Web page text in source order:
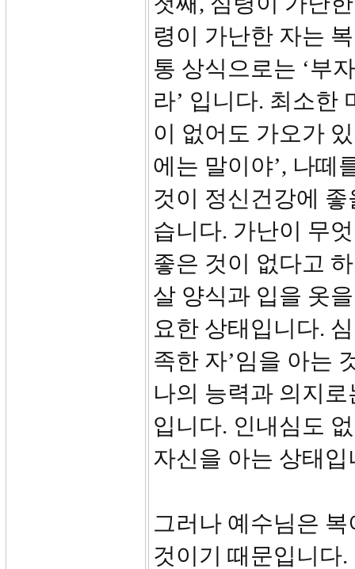
령이 가난한 자는
통 상식으로는 ‘부
라’ 입니다. 최소한
이 없어도 가오가
에는 말이야’, 나떼
것이 정신건강에
습니다. 가난이 무
좋은 것이 없다고
살 양식과 입을 옷
요한 상태입니다.
족한 자’임을 아는
나의 능력과 의지
입니다. 인내심도
자신을 아는 상태
그러나 예수님은
것이기 때문입니다